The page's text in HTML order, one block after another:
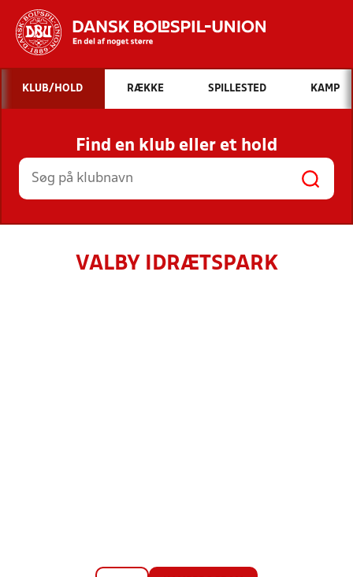
Hvad vil du søge efter?
INDHOLD OG NYHEDER
STILLINGER, RESULTATER, KLUBBER OG
HOLD
KLUB/HOLD RÆKKE SPILLESTED KAMP
Find en klub eller et hold
VALBY IDRÆTSPARK